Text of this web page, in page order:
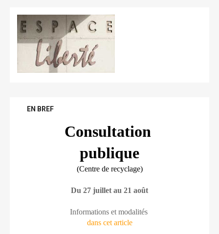
EN BREF
Consultation
publique
(Centre de recyclage)
Du 27 juillet au 21 août
Informations et modalités
dans cet article